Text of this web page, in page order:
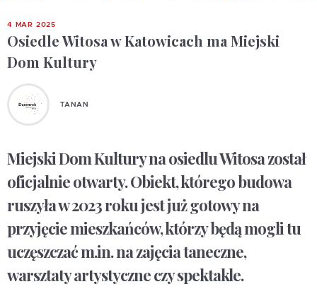
4 MAR 2025
Osiedle Witosa w Katowicach ma Miejski
Dom Kultury
TANAN
Miejski Dom Kultury na osiedlu Witosa został
oficjalnie otwarty. Obiekt, którego budowa
ruszyła w 2023 roku jest już gotowy na
przyjęcie mieszkańców, którzy będą mogli tu
uczęszczać m.in. na zajęcia taneczne,
warsztaty artystyczne czy spektakle.